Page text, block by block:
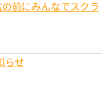
前にみんなでスクラ
らせ